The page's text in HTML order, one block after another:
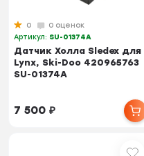
0
0 оценок
Артикул: SU-01374A
Датчик Холла Sledex для
Lynx, Ski-Doo 420965763
SU-01374A
7 500₽